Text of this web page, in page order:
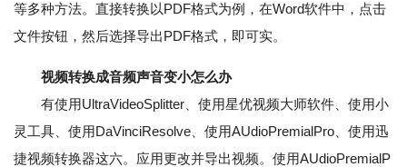
等多种方法。直接转换以PDF格式为例，在Word软件中，点击
文件按钮，然后选择导出PDF格式，即可实。
视频转换成音频声音变小怎么办
有使用UltraVideoSplitter、使用星优视频大师软件、使用小
灵工具、使用DaVinciResolve、使用AUdioPremialPro、使用迅
捷视频转换器这六。应用更改并导出视频。使用AUdioPremialP